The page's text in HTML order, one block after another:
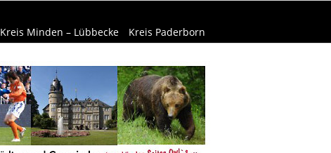
Kreis Minden – Lübbecke Kreis Paderborn